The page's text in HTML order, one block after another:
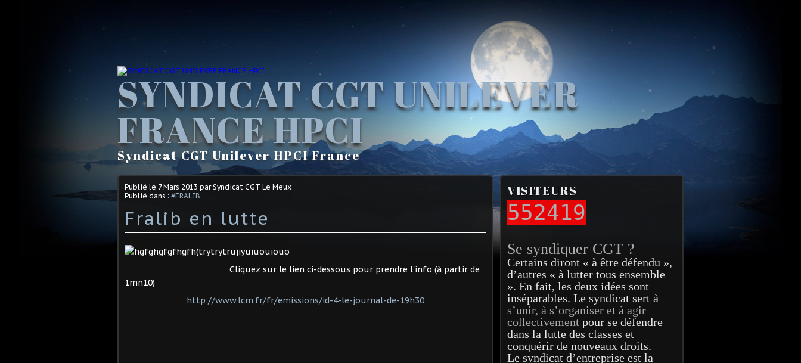
SYNDICAT CGT UNILEVER
FRANCE HPCI
Syndicat CGT Unilever HPCI France
Publié le 7 Mars 2013 par Syndicat CGT Le Meux
Publié dans : #FRALIB
Fralib en lutte
Cliquez sur le lien ci-dessous pour prendre l'info (à partir de
1mn10)
http://www.lcm.fr/fr/emissions/id-4-le-journal-de-19h30
VISITEURS
552419
Se syndiquer CGT ?
Certains diront « à être défendu »,
d’autres « à lutter tous ensemble
». En fait, les deux idées sont
inséparables. Le syndicat sert à
s’unir, à s’organiser et à agir
collectivement pour se défendre
dans la lutte des classes et
conquérir de nouveaux droits.
Le syndicat d’entreprise est la